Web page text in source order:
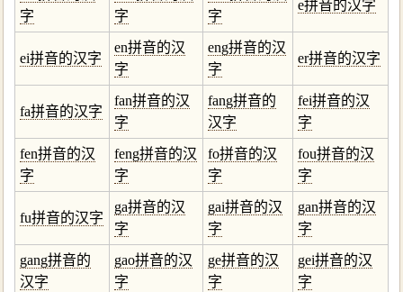
字
字
字
e拼音的汉字
ei拼音的汉字
en拼音的汉
字
eng拼音的汉
字
er拼音的汉字
fa拼音的汉字
fan拼音的汉
字
fang拼音的
汉字
fei拼音的汉
字
fen拼音的汉
字
feng拼音的汉
字
fo拼音的汉
字
fou拼音的汉
字
fu拼音的汉字
ga拼音的汉
字
gai拼音的汉
字
gan拼音的汉
字
gang拼音的
汉字
gao拼音的汉
字
ge拼音的汉
字
gei拼音的汉
字